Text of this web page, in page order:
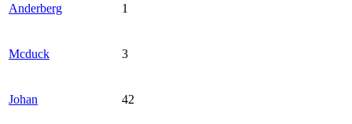
Anderberg 1
Mcduck 3
Johan 42